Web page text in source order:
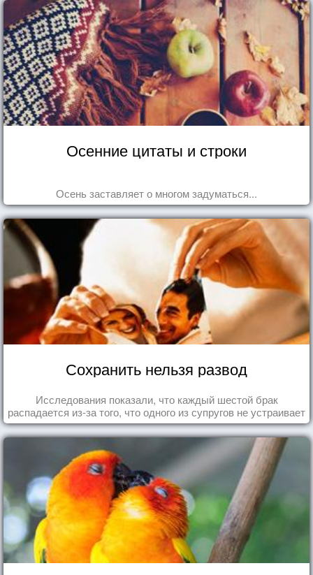
Осенние цитаты и строки
Осень заставляет о многом задуматься...
Сохранить нельзя развод
Исследования показали, что каждый шестой брак
распадается из-за того, что одного из супругов не устраивает
та роль, которая выпала ему в семье.